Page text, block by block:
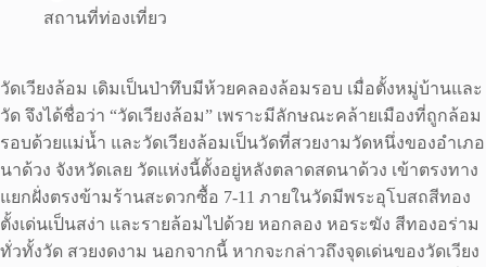
สถานที่ท่องเที่ยว
วัดเวียงล้อม เดิมเป็นป่าทึบมีห้วยคลองล้อมรอบ เมื่อตั้งหมู่บ้านและ
วัด จึงได้ชื่อว่า “วัดเวียงล้อม” เพราะมีลักษณะคล้ายเมืองที่ถูกล้อม
รอบด้วยแม่น้ำ และวัดเวียงล้อมเป็นวัดที่สวยงามวัดหนึ่งของอำเภอ
นาด้วง จังหวัดเลย วัดแห่งนี้ตั้งอยู่หลังตลาดสดนาด้วง เข้าตรงทาง
แยกฝั่งตรงข้ามร้านสะดวกซื้อ 7-11 ภายในวัดมีพระอุโบสถสีทอง
ตั้งเด่นเป็นสง่า และรายล้อมไปด้วย หอกลอง หอระฆัง สีทองอร่าม
ทั่วทั้งวัด สวยงดงาม นอกจากนี้ หากจะกล่าวถึงจุดเด่นของวัดเวียง